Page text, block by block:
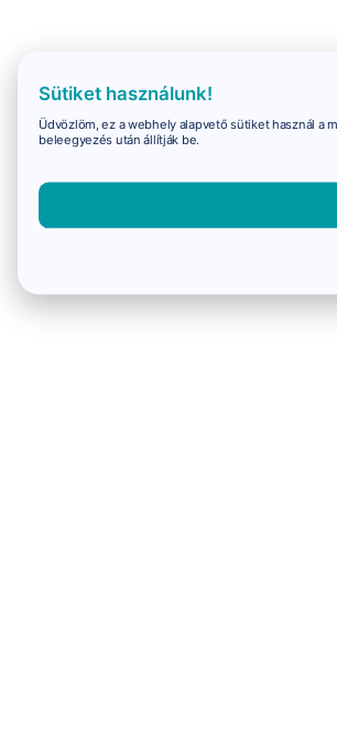
Sütiket használunk!
Üdvözlöm, ez a webhely alapvető sütiket használ a
beleegyezés után állítják be.